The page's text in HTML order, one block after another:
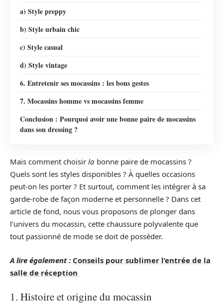
a) Style preppy
b) Style urbain chic
c) Style casual
d) Style vintage
6. Entretenir ses mocassins : les bons gestes
7. Mocassins homme vs mocassins femme
Conclusion : Pourquoi avoir une bonne paire de mocassins
dans son dressing ?
Mais comment choisir la bonne paire de mocassins ?
Quels sont les styles disponibles ? À quelles occasions
peut-on les porter ? Et surtout, comment les intégrer à sa
garde-robe de façon moderne et personnelle ? Dans cet
article de fond, nous vous proposons de plonger dans
l’univers du mocassin, cette chaussure polyvalente que
tout passionné de mode se doit de posséder.
A lire également : Conseils pour sublimer l’entrée de la
salle de réception
1. Histoire et origine du mocassin